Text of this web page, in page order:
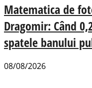
Matematica de
Dragomir: Când
spatele banului
08/08/2026